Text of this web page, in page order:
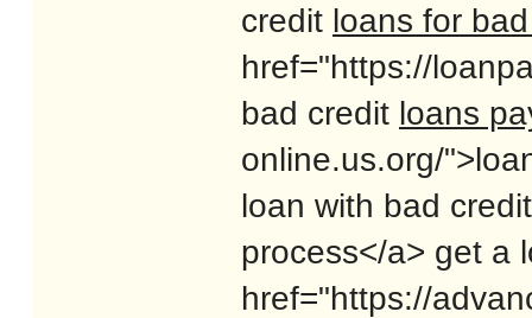
credit loans for
href="https://
bad credit loans
online.us.org/
loan with bad
process</a> get a
href="https://